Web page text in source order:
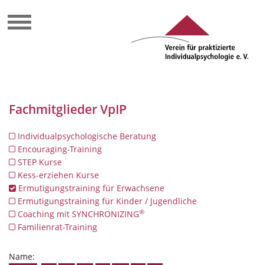
Fachmitglieder VpIP
Individualpsychologische Beratung
Encouraging-Training
STEP Kurse
Kess-erziehen Kurse
Ermutigungstraining für Erwachsene
Ermutigungstraining für Kinder / Jugendliche
Coaching mit SYNCHRONIZING®
Familienrat-Training
Name: